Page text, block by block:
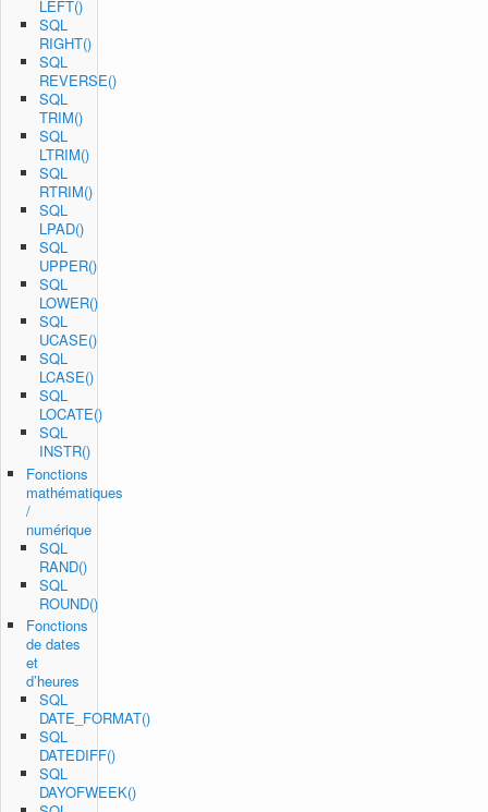
LEFT()
SQL
RIGHT()
SQL
REVERSE()
SQL
TRIM()
SQL
LTRIM()
SQL
RTRIM()
SQL
LPAD()
SQL
UPPER()
SQL
LOWER()
SQL
UCASE()
SQL
LCASE()
SQL
LOCATE()
SQL
INSTR()
Fonctions
mathématiques
/
numérique
SQL
RAND()
SQL
ROUND()
Fonctions
de dates
et
d’heures
SQL
DATE_FORMAT()
SQL
DATEDIFF()
SQL
DAYOFWEEK()